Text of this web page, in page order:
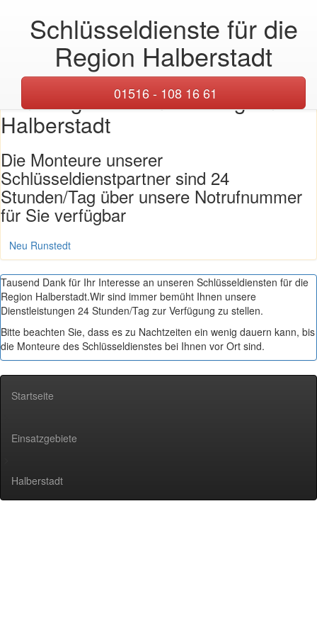
Schlüsseldienste für die
Region Halberstadt
01516 - 108 16 61
Übersicht über unsere
Einsatzgebiete in der Region
Halberstadt
Die Monteure unserer
Schlüsseldienstpartner sind 24
Stunden/Tag über unsere Notrufnummer
für Sie verfügbar
Neu Runstedt
Tausend Dank für Ihr Interesse an unseren Schlüsseldiensten für die
Region Halberstadt.Wir sind immer bemüht Ihnen unsere
Dienstleistungen 24 Stunden/Tag zur Verfügung zu stellen.
Bitte beachten Sie, dass es zu Nachtzeiten ein wenig dauern kann, bis
die Monteure des Schlüsseldienstes bei Ihnen vor Ort sind.
Startseite
Einsatzgebiete
Halberstadt